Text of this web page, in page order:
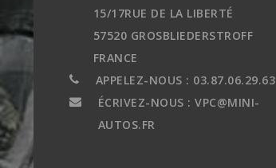
15/17RUE DE LA LIBERTÉ
57520 GROSBLIEDERSTROFF
FRANCE
APPELEZ-NOUS : 03.87.06.29.63
ÉCRIVEZ-NOUS : VPC@MINI-
AUTOS.FR